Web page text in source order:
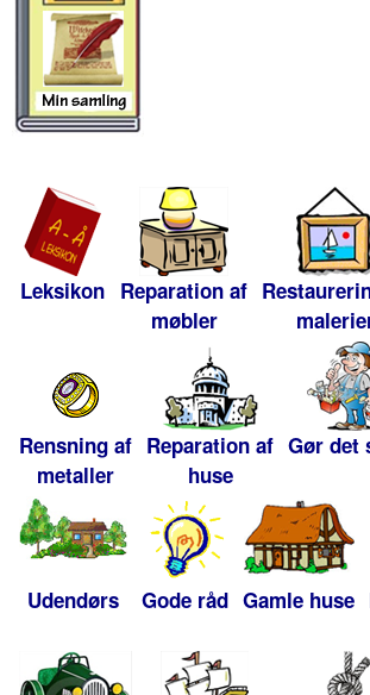
Leksikon Reparation af
møbler
Rensning af
metaller
Reparation af
huse
Gør det
Udendørs Gode råd Gamle huse